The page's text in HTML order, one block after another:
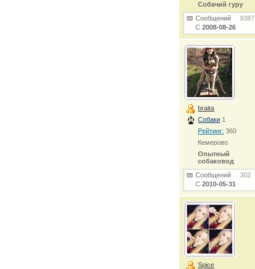
Собачий гуру
Сообщений9387
С2008-08-26
braita
Собаки 1
Рейтинг: 360
Кемерово
Опытный
собаковод
Сообщений302
С2010-05-31
Spice